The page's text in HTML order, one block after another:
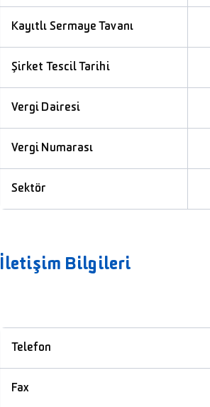
Kayıtlı Sermaye Tavanı
Şirket Tescil Tarihi
Vergi Dairesi
Vergi Numarası
Sektör
İletişim Bilgileri
Telefon
Fax